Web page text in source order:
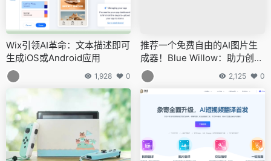
Wix引领AI革命：文本描述即可
生成iOS或Android应用
1,928 0
推荐一个免费自由的AI图片生
成器！Blue Willow：助力创意
无限延伸
2,125 0